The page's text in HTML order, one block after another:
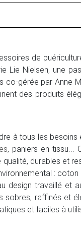
de
Lie Nielsen, une
gérée par Anne
des produits
à tous les
, paniers en tissu...
durables et
: coton
design travaillé et
raffinés et
et faciles à